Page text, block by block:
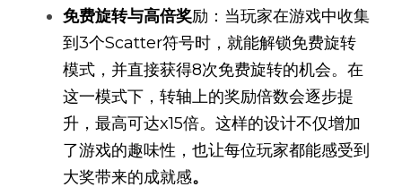
免费旋转与高倍奖励：当玩家在游戏中收集
到3个Scatter符号时，就能解锁免费旋转
模式，并直接获得8次免费旋转的机会。在
这一模式下，转轴上的奖励倍数会逐步提
升，最高可达x15倍。这样的设计不仅增加
了游戏的趣味性，也让每位玩家都能感受到
大奖带来的成就感。